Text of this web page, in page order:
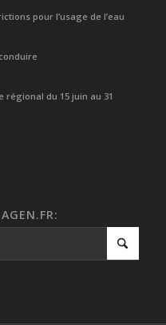
pour l’usage de l’eau
du 15 juin au 31